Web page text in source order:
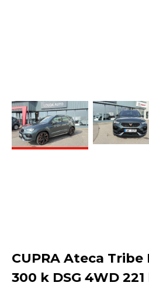
CUPRA Ateca Tribe
300 k DSG 4WD